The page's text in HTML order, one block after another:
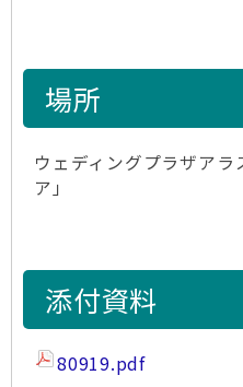
場所
ウェディングプラザア
ア」
添付資料
80919.pdf